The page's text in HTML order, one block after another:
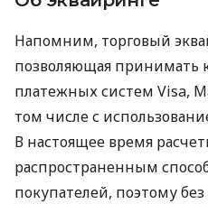
Напомним, торговый
позволяющая принимать
платежных систем Visa,
том числе с
В настоящее время
распространенным
покупателей, поэтому